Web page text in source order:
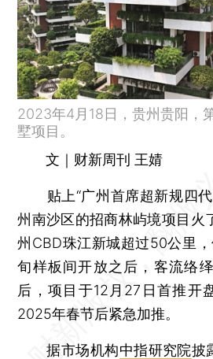
2023年4月18日，贵州贵阳，
墅项目。
文｜财新周刊 王婧
贴上“广州首席超新规四代
州南沙区的招商林屿境项目火
州CBD珠江新城超过50公里
旬样板间开放之后，客流络
后，项目于12月27日首推开
2025年春节后紧急加推。
据市场机构中指研究院披